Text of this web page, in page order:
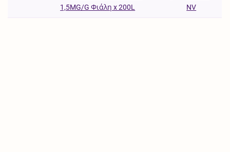
1,5MG/G Φιάλη x 200L
NV